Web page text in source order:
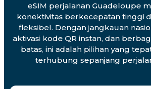
eSIM perjalanan Guadeloupe
konektivitas berkecepatan tinggi
fleksibel. Dengan jangkauan
aktivasi kode QR instan, dan
batas, ini adalah pilihan yang
terhubung sepanjang